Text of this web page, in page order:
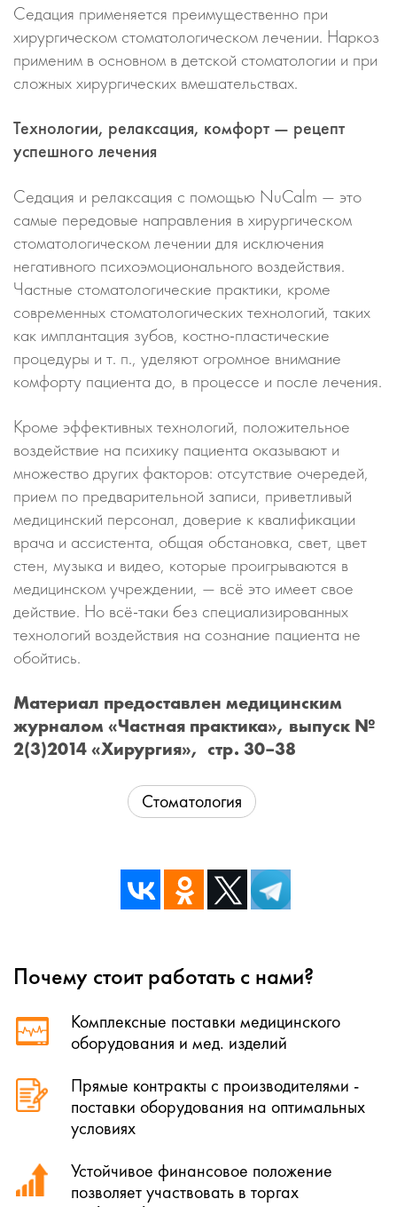
Седация применяется преимущественно при
хирургическом стоматологическом лечении. Наркоз
применим в основном в детской стоматологии и при
сложных хирургических вмешательствах.
Технологии, релаксация, комфорт — рецепт
успешного лечения
Седация и релаксация с помощью NuCalm — это
самые передовые направления в хирургическом
стоматологическом лечении для исключения
негативного психоэмоционального воздействия.
Частные стоматологические практики, кроме
современных стоматологических технологий, таких
как имплантация зубов, костно-пластические
процедуры и т. п., уделяют огромное внимание
комфорту пациента до, в процессе и после лечения.
Кроме эффективных технологий, положительное
воздействие на психику пациента оказывают и
множество других факторов: отсутствие очередей,
прием по предварительной записи, приветливый
медицинский персонал, доверие к квалификации
врача и ассистента, общая обстановка, свет, цвет
стен, музыка и видео, которые проигрываются в
медицинском учреждении, — всё это имеет свое
действие. Но всё-таки без специализированных
технологий воздействия на сознание пациента не
обойтись.
Материал предоставлен медицинским
журналом «Частная практика», выпуск №
2(3)2014 «Хирургия», стр. 30–38
Стоматология
Почему стоит работать с нами?
Комплексные поставки медицинского
оборудования и мед. изделий
Прямые контракты с производителями -
поставки оборудования на оптимальных
условиях
Устойчивое финансовое положение
позволяет участвовать в торгах